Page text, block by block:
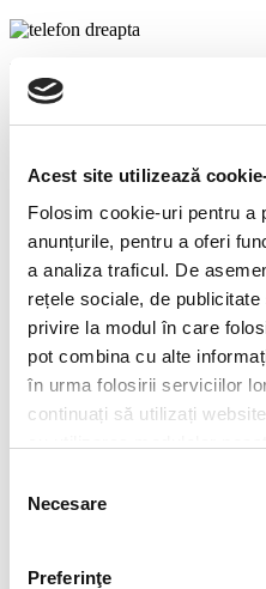
Acest site utilizează
Folosim cookie-uri pentru a
anunțurile, pentru a oferi
a analiza traficul. De
rețele sociale, de
privire la modul în care
pot combina cu alte
în urma folosirii serviciilor
continuați să utilizați
consimțământului
Necesare
Preferinţe
Mobil: 0723 372 338 | Fax:
ilustratoradv@yahoo.com
Facebook
Menu
Acasa
Productie publicitara
Imprimante ecosolvent sh/
Alpinism Utilitar
Contact
GDPR
Termeni si conditii
Despre cookies
Big Print Solutions